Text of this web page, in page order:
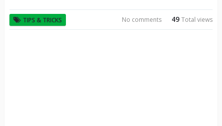
TIPS & TRICKS 49Total views
No comments